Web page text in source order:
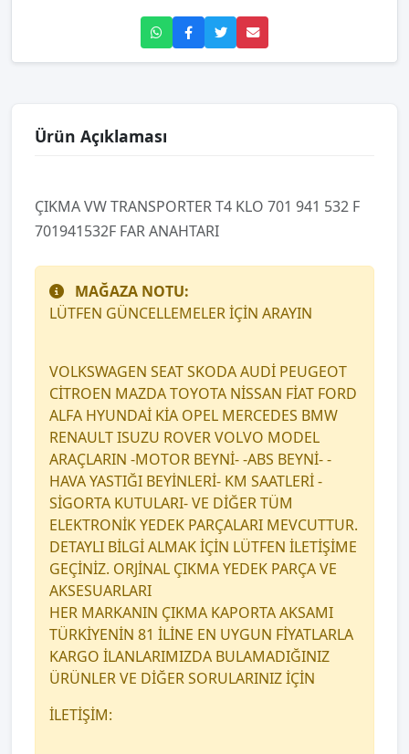
Ürün Açıklaması
ÇIKMA VW TRANSPORTER T4 KLO 701 941 532 F
701941532F FAR ANAHTARI
MAĞAZA NOTU:
LÜTFEN GÜNCELLEMELER İÇİN ARAYIN
VOLKSWAGEN SEAT SKODA AUDİ PEUGEOT
CİTROEN MAZDA TOYOTA NİSSAN FİAT FORD
ALFA HYUNDAİ KİA OPEL MERCEDES BMW
RENAULT ISUZU ROVER VOLVO MODEL
ARAÇLARIN -MOTOR BEYNİ- -ABS BEYNİ- -
HAVA YASTIĞI BEYİNLERİ- KM SAATLERİ -
SİGORTA KUTULARI- VE DİĞER TÜM
ELEKTRONİK YEDEK PARÇALARI MEVCUTTUR.
DETAYLI BİLGİ ALMAK İÇİN LÜTFEN İLETİŞİME
GEÇİNİZ. ORJİNAL ÇIKMA YEDEK PARÇA VE
AKSESUARLARI
HER MARKANIN ÇIKMA KAPORTA AKSAMI
TÜRKİYENİN 81 İLİNE EN UYGUN FİYATLARLA
KARGO İLANLARIMIZDA BULAMADIĞINIZ
ÜRÜNLER VE DİĞER SORULARINIZ İÇİN
İLETİŞİM: